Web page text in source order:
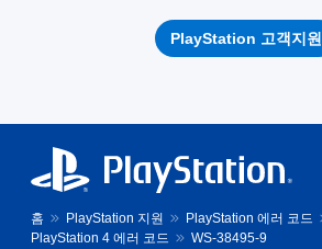
PlayStation 고객지원
홈 PlayStation 지원
PlayStation 에러 코드
PlayStation 4 에러 코드
WS-38495-9